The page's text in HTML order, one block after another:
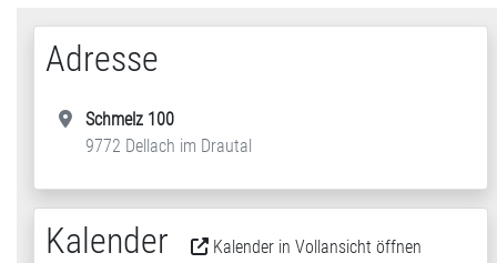
Kalender Kalender in Vollansicht öffnen
Adresse
Schmelz 100
9772 Dellach im Drautal